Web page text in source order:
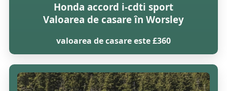
Honda accord i-cdti sport
Valoarea de casare în Worsley
valoarea de casare este £360